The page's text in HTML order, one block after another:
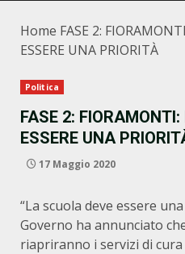
Home FASE 2:
ESSERE UNA PRIORITÀ
Politica
FASE 2:
ESSERE UNA
17 Maggio 2020
“La scuola deve essere
Governo ha annunciato
riapriranno i servizi di